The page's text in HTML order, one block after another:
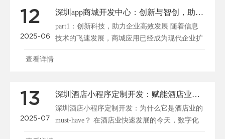
12
2025-06
深圳app商城开发中心：创新与智创，助力企业高效发展
part1：创新科技，助力企业高效发展 随着信息
技术的飞速发展，商城应用已经成为现代企业扩
大市场、提升竞争力的重要工具。...
查看详情
13
2025-07
深圳酒店小程序定制开发：赋能酒店业创新与数字化转型
深圳酒店小程序定制开发：为什么它是酒店业的
must-have？ 在酒店业快速发展的今天，数字化
工具正在重塑行业的运营模式...